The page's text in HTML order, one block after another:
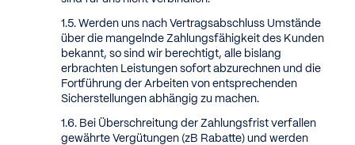
Werden uns nach Vertragsabschluss Umstände
über die mangelnde Zahlungsfähigkeit des Kunden
bekannt, so sind wir berechtigt, alle bislang
erbrachten Leistungen sofort abzurechnen und die
Fortführung der Arbeiten von entsprechenden
Sicherstellungen abhängig zu machen.
Bei Überschreitung der Zahlungsfrist verfallen
gewährte Vergütungen (zB Rabatte) und werden